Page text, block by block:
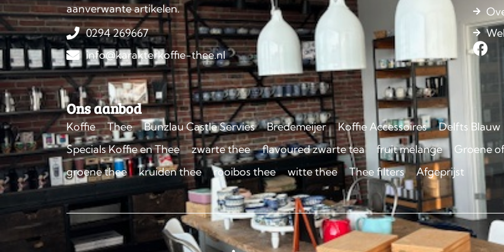
aanverwante artikelen.
0294 269667
info@karakterkoffie-thee.nl
Ons aanbod
Koffie Thee Bunzlau Castle Servies Bredemeijer Koffie Accessoires Delfts Blauw
Specials Koffie en Thee
zwarte thee flavoured zwarte tea fruit melange
Groene
groene thee
kruiden thee rooibos thee witte thee Thee filters Afgeprijst